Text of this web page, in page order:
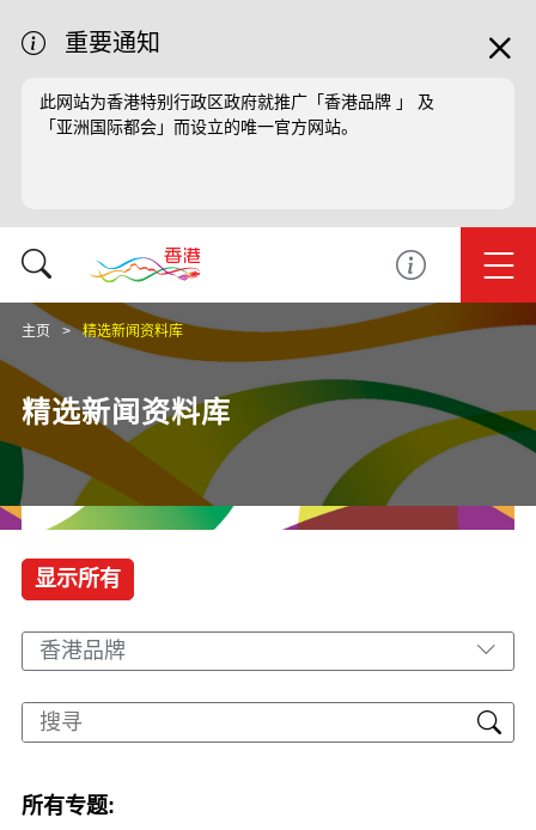
重要通知
此网站为香港特别行政区政府就推广「香港品牌 」 及
「亚洲国际都会」而设立的唯一官方网站。
主页 精选新闻资料库
精选新闻资料库
显示所有
香港品牌
所有专题: